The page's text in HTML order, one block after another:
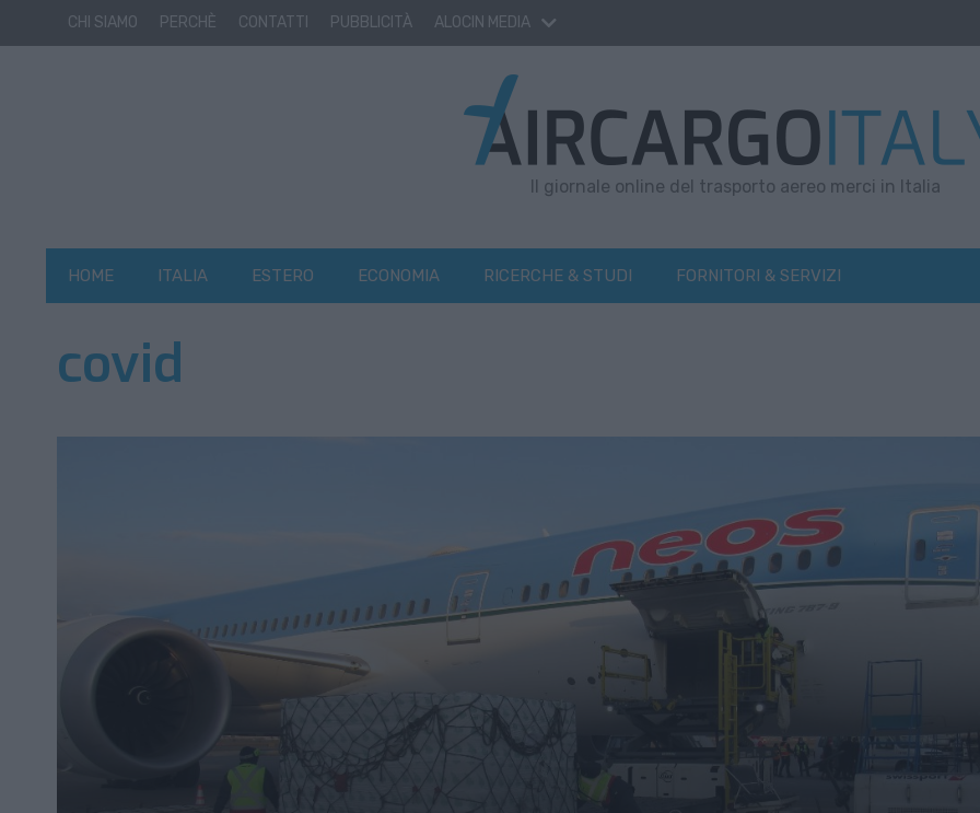
CHI SIAMO PERCHÈ CONTATTI PUBBLICITÀ ALOCIN MEDIA
Il giornale online del trasporto aereo merci in Italia
HOME ITALIA ESTERO ECONOMIA RICERCHE & STUDI FORNITORI & SERVIZI
covid